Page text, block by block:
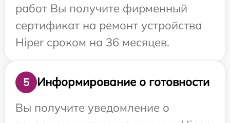
работ Вы получите фирменный
сертификат на ремонт устройства
Hiper сроком на 36 месяцев.
5
Информирование о готовности
Вы получите уведомление о